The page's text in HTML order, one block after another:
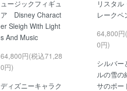
ュージックフィギュ
ア Disney Charact
er Sleigh With Light
s And Music
64,800円(税込71,28
0円)
ディズニーキャラク
リスタル
レークペ
64,800円
0円)
シルバー
ルの雪の
サのポー